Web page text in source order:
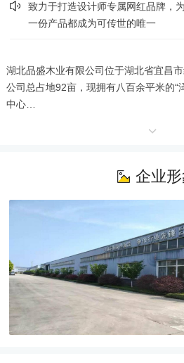
致力于打造设计师专属网红品牌，
一份产品都成为可传世的唯一
湖北品盛木业有限公司位于湖北省宜昌市
公司总占地92亩，现拥有八百余平米的“
中心
活环境，更要一切以健
康环保为基础，打造品质优异、高性价
企业